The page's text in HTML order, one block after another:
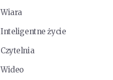
Wiara
Inteligentne życie
Czytelnia
Wideo